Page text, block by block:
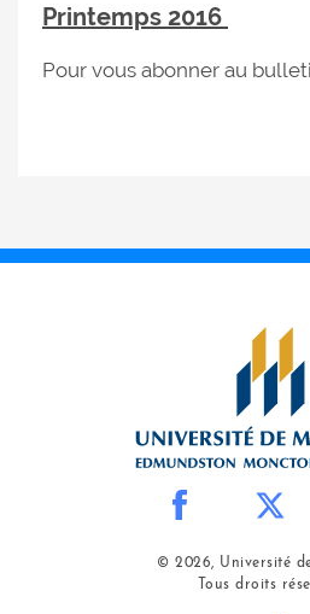
Printemps 2016
Pour vous abonner au
© 2026, Université
Tous droits